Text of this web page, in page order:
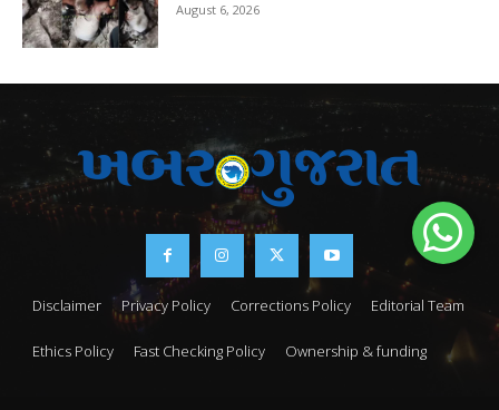
August 6, 2026
Disclaimer Privacy Policy Corrections Policy Editorial Team
Ethics Policy Fast Checking Policy Ownership & funding